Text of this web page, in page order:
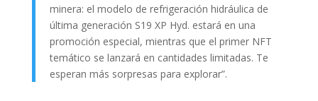
minera: el modelo de refrigeración hidráulica de
última generación S19 XP Hyd. estará en una
promoción especial, mientras que el primer NFT
temático se lanzará en cantidades limitadas. Te
esperan más sorpresas para explorar”.